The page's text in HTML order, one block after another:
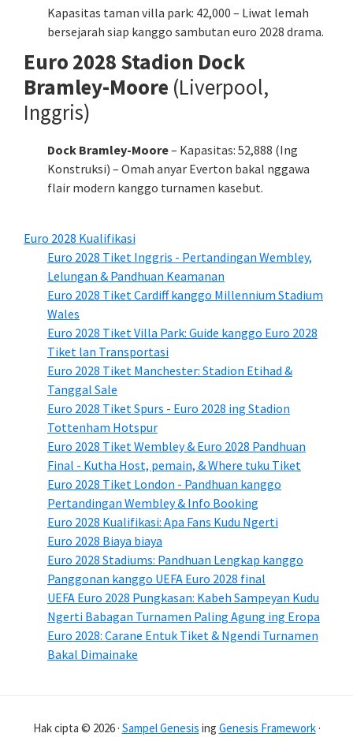
Kapasitas taman villa park: 42,000 – Liwat lemah
bersejarah siap kanggo sambutan euro 2028 drama.
Euro 2028 Stadion Dock
Bramley-Moore (Liverpool,
Inggris)
Dock Bramley-Moore– Kapasitas: 52,888 (Ing
Konstruksi) – Omah anyar Everton bakal nggawa
flair modern kanggo turnamen kasebut.
Euro 2028 Kualifikasi
Euro 2028 Tiket Inggris - Pertandingan Wembley,
Lelungan & Pandhuan Keamanan
Euro 2028 Tiket Cardiff kanggo Millennium Stadium
Wales
Euro 2028 Tiket Villa Park: Guide kanggo Euro 2028
Tiket lan Transportasi
Euro 2028 Tiket Manchester: Stadion Etihad &
Tanggal Sale
Euro 2028 Tiket Spurs - Euro 2028 ing Stadion
Tottenham Hotspur
Euro 2028 Tiket Wembley & Euro 2028 Pandhuan
Final - Kutha Host, pemain, & Where tuku Tiket
Euro 2028 Tiket London - Pandhuan kanggo
Pertandingan Wembley & Info Booking
Euro 2028 Kualifikasi: Apa Fans Kudu Ngerti
Euro 2028 Biaya biaya
Euro 2028 Stadiums: Pandhuan Lengkap kanggo
Panggonan kanggo UEFA Euro 2028 final
UEFA Euro 2028 Pungkasan: Kabeh Sampeyan Kudu
Ngerti Babagan Turnamen Paling Agung ing Eropa
Euro 2028: Carane Entuk Tiket & Ngendi Turnamen
Bakal Dimainake
Hak cipta © 2026 · Sampel Genesis ing Genesis Framework·